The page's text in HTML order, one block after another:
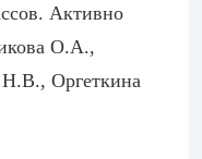
Активно
О.А.,
Н.В., Оргеткина